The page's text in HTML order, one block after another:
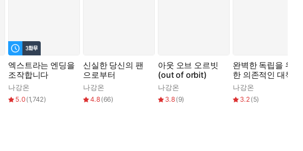
엑스트라는 엔딩을
조작합니다
나강온
5.0(1,742)
신실한 당신의 팬
으로부터
나강온
4.8(66)
아웃 오브 오르빗
(out of orbit)
나강온
3.8(9)
완벽한 독립을 위
한 의존적인 대책
나강온
3.2(5)